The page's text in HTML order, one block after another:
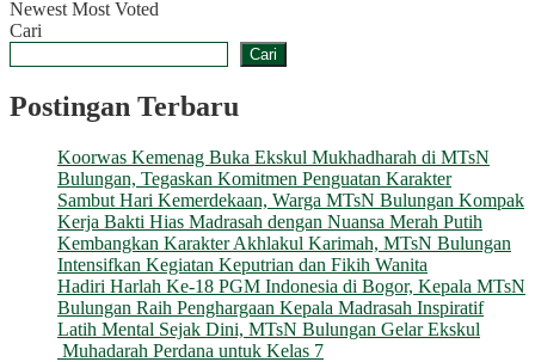
Newest Most Voted
Cari
Cari
Postingan Terbaru
Koorwas Kemenag Buka Ekskul Mukhadharah di MTsN
Bulungan, Tegaskan Komitmen Penguatan Karakter
Sambut Hari Kemerdekaan, Warga MTsN Bulungan Kompak
Kerja Bakti Hias Madrasah dengan Nuansa Merah Putih
Kembangkan Karakter Akhlakul Karimah, MTsN Bulungan
Intensifkan Kegiatan Keputrian dan Fikih Wanita
Hadiri Harlah Ke-18 PGM Indonesia di Bogor, Kepala MTsN
Bulungan Raih Penghargaan Kepala Madrasah Inspiratif
Latih Mental Sejak Dini, MTsN Bulungan Gelar Ekskul
Muhadarah Perdana untuk Kelas 7